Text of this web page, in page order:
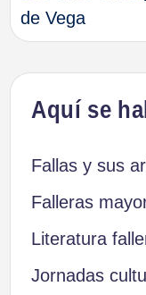
entradas
de Vega
Aquí se
Fallas y sus
Falleras
Literatura
Jornadas